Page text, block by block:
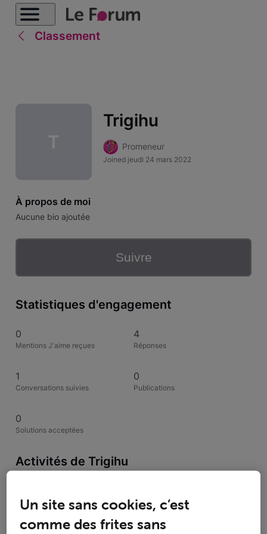
Classement
T
Trigihu
Promeneur
Joined jeudi 24 mars 2022
À propos de moi
Aucune bio ajoutée
Suivre
Statistiques d'engagement
0
Mentions J'aime reçues
4
Réponses
1
Conversations suivies
0
Publications
0
Solutions acceptées
Activités de Trigihu
Toutesles activités
Selected
Un site sans cookies, c’est
comme des frites sans